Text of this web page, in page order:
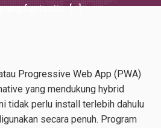
fantastis. […]
Progressive Web App (PWA)
yang mendukung hybrid
tidak perlu install terlebih dahulu
secara penuh. Program